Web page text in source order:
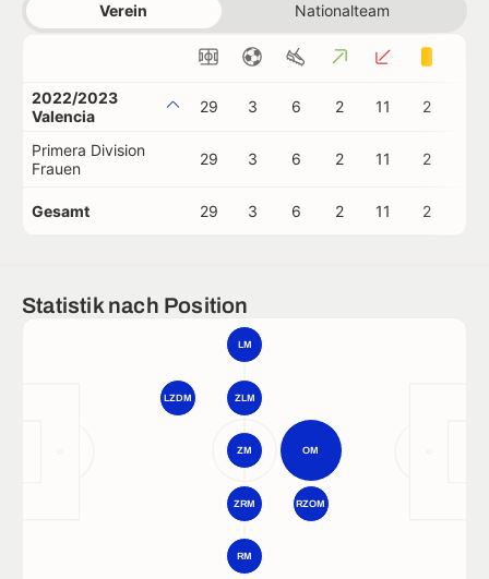
Verein Nationalteam
2022/2023
Valencia
29 3 6 2 11 2
Primera Division
Frauen
29 3 6 2 11 2
Gesamt 29 3 6 2 11 2
Statistik nach Position
OM
ZLM
ZRM
LZDM
RZOM
ZM
LM
RM